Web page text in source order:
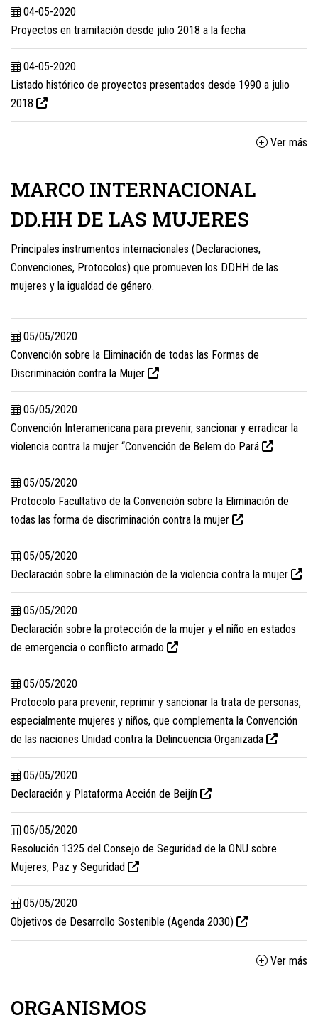
04-05-2020
Proyectos en tramitación desde julio 2018 a la fecha
04-05-2020
Listado histórico de proyectos presentados desde 1990 a julio
2018
Ver más
MARCO INTERNACIONAL
DD.HH DE LAS MUJERES
Principales instrumentos internacionales (Declaraciones,
Convenciones, Protocolos) que promueven los DDHH de las
mujeres y la igualdad de género.
05/05/2020
Convención sobre la Eliminación de todas las Formas de
Discriminación contra la Mujer
05/05/2020
Convención Interamericana para prevenir, sancionar y erradicar la
violencia contra la mujer “Convención de Belem do Pará
05/05/2020
Protocolo Facultativo de la Convención sobre la Eliminación de
todas las forma de discriminación contra la mujer
05/05/2020
Declaración sobre la eliminación de la violencia contra la mujer
05/05/2020
Declaración sobre la protección de la mujer y el niño en estados
de emergencia o conflicto armado
05/05/2020
Protocolo para prevenir, reprimir y sancionar la trata de personas,
especialmente mujeres y niños, que complementa la Convención
de las naciones Unidad contra la Delincuencia Organizada
05/05/2020
Declaración y Plataforma Acción de Beijín
05/05/2020
Resolución 1325 del Consejo de Seguridad de la ONU sobre
Mujeres, Paz y Seguridad
05/05/2020
Objetivos de Desarrollo Sostenible (Agenda 2030)
Ver más
ORGANISMOS